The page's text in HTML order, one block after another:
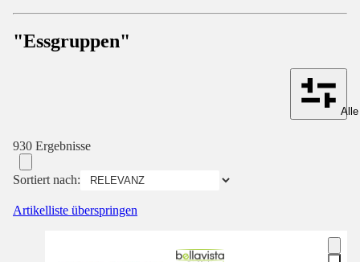
"Essgruppen"
930 Ergebnisse
Sortiert nach:
Artikelliste überspringen